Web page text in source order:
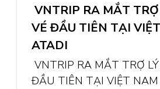
VNTRIP RA MẮT
VÉ ĐẦU TIÊN TẠI
ATADI
VNTRIP RA MẮT TRỢ
ĐẦU TIÊN TẠI VIỆT NAM